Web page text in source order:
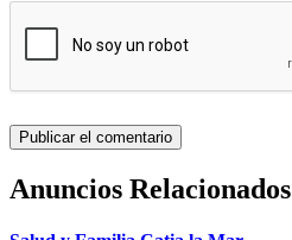
Anuncios Relacionados